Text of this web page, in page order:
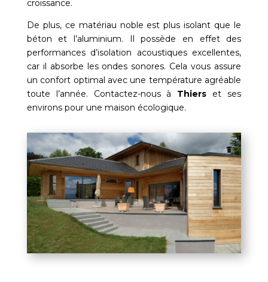
croissance.
De plus, ce matériau noble est plus isolant que le
béton et l’aluminium. Il possède en effet des
performances d’isolation acoustiques excellentes,
car il absorbe les ondes sonores. Cela vous assure
un confort optimal avec une température agréable
toute l’année. Contactez-nous à Thiers et ses
environs pour une maison écologique.